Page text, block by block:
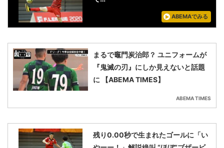
ABEMAでみる
まるで竈門炭治郎？ ユニフォームが
『鬼滅の刃』にしか見えないと話題
に 【ABEMA TIMES】
ABEMA TIMES
残り0.00秒で生まれたゴールに「い